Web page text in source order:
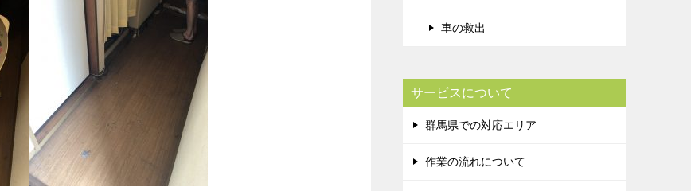
車の救出
サービスについて
群馬県での対応エリア
作業の流れについて